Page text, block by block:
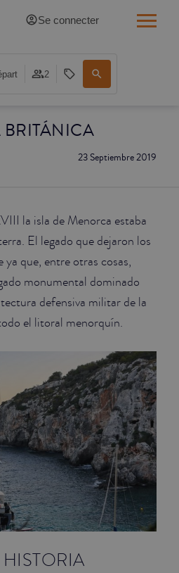
23 Septiembre 2019
la isla de Menorca estaba
El legado que dejaron los
que, entre otras cosas,
monumental dominado
defensiva militar de la
el litoral menorquín.
Se connecter
2